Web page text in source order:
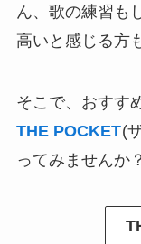
ん、歌の練習も
高いと感じる方
そこで、おすす
THE POCKET(
ってみませんか？